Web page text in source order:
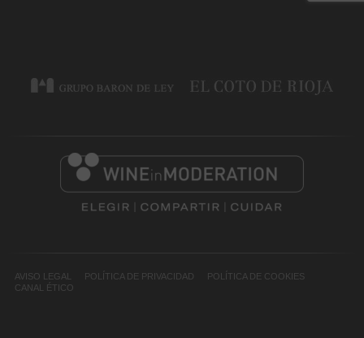
AVISO LEGAL POLÍTICA DE PRIVACIDAD
POLÍTICA DE COOKIES
CANAL ÉTICO